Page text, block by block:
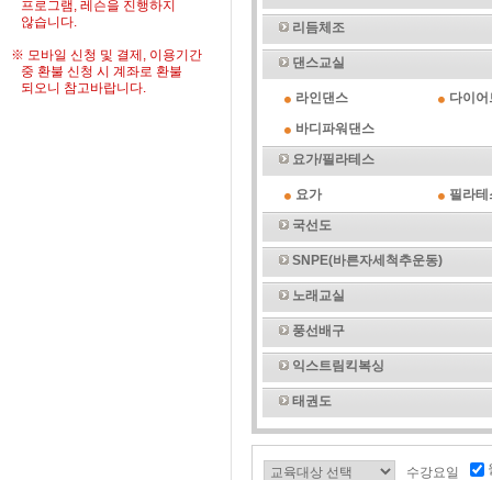
프로그램, 레슨을 진행하지
않습니다.
※ 모바일 신청 및 결제, 이용기간
중 환불 신청 시 계좌로 환불
되오니 참고바랍니다.
리듬체조
댄스교실
라인댄스
다이
바디파워댄스
요가/필라테스
요가
필라테
국선도
SNPE(바른자세척추운동)
노래교실
풍선배구
익스트림킥복싱
태권도
수강요일